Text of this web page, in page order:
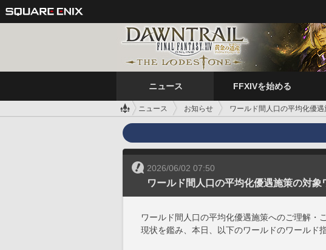
ニュース FFXIVを始める
ニュース お知らせ ワールド間人口の平均化優
2026/06/02 07:50
ワールド間人口の平均化優遇施策の対
ワールド間人口の平均化優遇施策へのご理解・
現状を鑑み、本日、以下のワールドのワールド